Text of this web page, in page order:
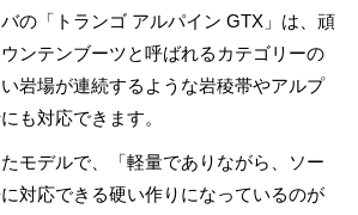
の「トランゴ アルパイン GTX」は、頑
ンテンブーツと呼ばれるカテゴリーの
岩場が連続するような岩稜帯やアルプ
も対応できます。
モデルで、「軽量でありながら、ソー
対応できる硬い作りになっているのが